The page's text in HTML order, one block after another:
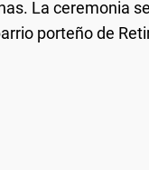
La ceremonia
porteño de